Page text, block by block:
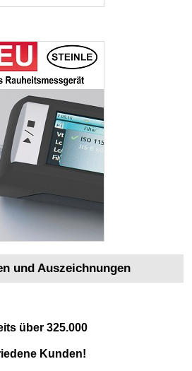
und Auszeichnungen
über 325.000
Kunden!